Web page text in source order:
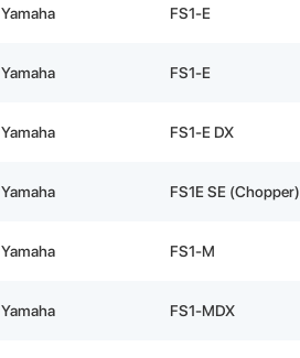
Yamaha FS1-E
Yamaha FS1-E
Yamaha FS1-E DX
Yamaha FS1E SE (Chopper)
Yamaha FS1-M
Yamaha FS1-MDX